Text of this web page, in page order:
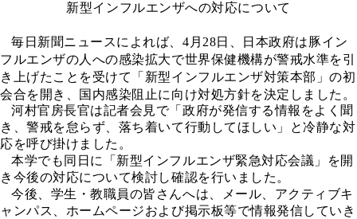
新型インフルエンザへの対応について
毎日新聞ニュースによれば、4 月 28日、日本政府は豚イン
フルエンザの人への感染拡大で世界保健機構が警戒水準を引
き上げたことを受けて「新型インフルエンザ対策本部」の初
会合を開き、国内感染阻止に向け対処方針を決定しました。
河村官房長官は記者会見で「政府が発信する情報をよく聞
き、警戒を怠らず、落ち着いて行動してほしい」と冷静な対
応を呼び掛けました。
本学でも同日に「新型インフルエンザ緊急対応会議」を開
き今後の対応について検討し確認を行いました。
今後、学生・教職員の皆さんへは、メール、アクティブキ
ャンパス、ホームページおよび掲示板等で情報発信していき